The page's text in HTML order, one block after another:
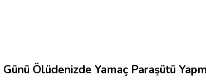
Günü Ölüdenizde Yamaç Paraşütü